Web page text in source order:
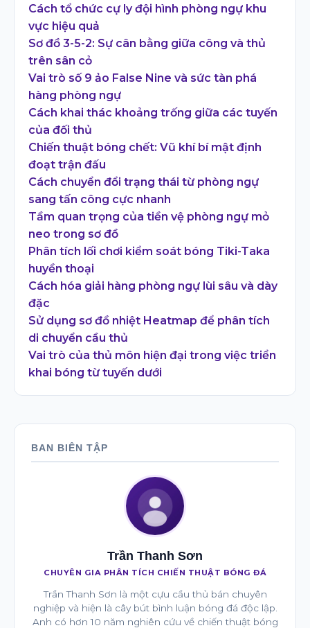
Cách tổ chức cự ly đội hình phòng ngự khu
vực hiệu quả
Sơ đồ 3-5-2: Sự cân bằng giữa công và thủ
trên sân cỏ
Vai trò số 9 ảo False Nine và sức tàn phá
hàng phòng ngự
Cách khai thác khoảng trống giữa các tuyến
của đối thủ
Chiến thuật bóng chết: Vũ khí bí mật định
đoạt trận đấu
Cách chuyển đổi trạng thái từ phòng ngự
sang tấn công cực nhanh
Tầm quan trọng của tiền vệ phòng ngự mỏ
neo trong sơ đồ
Phân tích lối chơi kiểm soát bóng Tiki-Taka
huyền thoại
Cách hóa giải hàng phòng ngự lùi sâu và dày
đặc
Sử dụng sơ đồ nhiệt Heatmap để phân tích
di chuyển cầu thủ
Vai trò của thủ môn hiện đại trong việc triển
khai bóng từ tuyến dưới
BAN BIÊN TẬP
Trần Thanh Sơn
CHUYÊN GIA PHÂN TÍCH CHIẾN THUẬT BÓNG ĐÁ
Trần Thanh Sơn là một cựu cầu thủ bán chuyên
nghiệp và hiện là cây bút bình luận bóng đá độc lập.
Anh có hơn 10 năm nghiên cứu về chiến thuật bóng